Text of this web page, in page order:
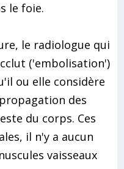
le foie.
le radiologue qui
('embolisation')
ou elle considère
des
du corps. Ces
il n'y a aucun
vaisseaux